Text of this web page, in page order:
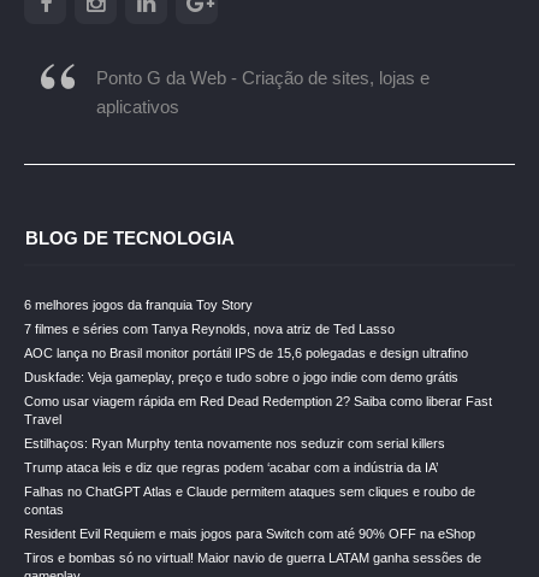
Ponto G da Web - Criação de sites, lojas e
aplicativos
BLOG DE TECNOLOGIA
6 melhores jogos da franquia Toy Story
7 filmes e séries com Tanya Reynolds, nova atriz de Ted Lasso
AOC lança no Brasil monitor portátil IPS de 15,6 polegadas e design ultrafino
Duskfade: Veja gameplay, preço e tudo sobre o jogo indie com demo grátis
Como usar viagem rápida em Red Dead Redemption 2? Saiba como liberar Fast
Travel
Estilhaços: Ryan Murphy tenta novamente nos seduzir com serial killers
Trump ataca leis e diz que regras podem ‘acabar com a indústria da IA’
Falhas no ChatGPT Atlas e Claude permitem ataques sem cliques e roubo de
contas
Resident Evil Requiem e mais jogos para Switch com até 90% OFF na eShop
Tiros e bombas só no virtual! Maior navio de guerra LATAM ganha sessões de